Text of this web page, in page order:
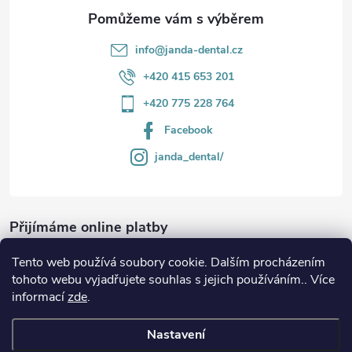
Tento web používá soubory cookie. Dalším procházením
tohoto webu vyjadřujete souhlas s jejich používáním.. Více
informacízde.
Nastavení
info@janda-dental.cz
+420 415 653 201
+420 775 228 764
Facebook
janda_dental/
Přijímáme online platby